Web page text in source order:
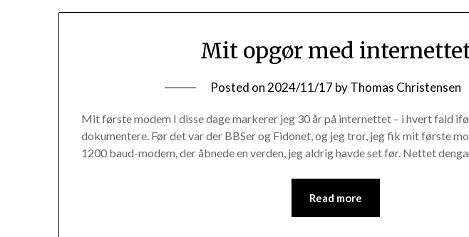
Mit opgør med
Posted on 2024/11/17 byThomas Christensen
Mit første modem I disse dage markerer jeg 30 år på internettet – i hvert fald
dokumentere. Før det var der BBSer og Fidonet, og jeg tror, jeg fik mit første
1200 baud-modem, der åbnede en verden, jeg aldrig havde set før. Nettet
Read more